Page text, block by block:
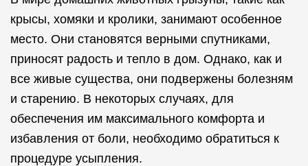
крысы, хомяки и кролики, занимают особенное
место. Они становятся верными спутниками,
приносят радость и тепло в дом. Однако, как и
все живые существа, они подвержены болезням
и старению. В некоторых случаях, для
обеспечения им максимального комфорта и
избавления от боли, необходимо обратиться к
процедуре усыпления.